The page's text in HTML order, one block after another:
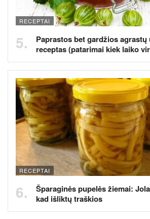
RECEPTAI
Paprastos bet gardžios agrastų
receptas (patarimai kiek laiko
RECEPTAI
Šparaginės pupelės žiemai:
kad išliktų traškios